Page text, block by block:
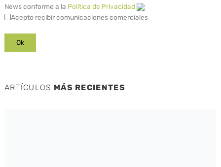
News conforme a la Política de Privacidad
Acepto recibir comunicaciones comerciales
ARTÍCULOS MÁS RECIENTES